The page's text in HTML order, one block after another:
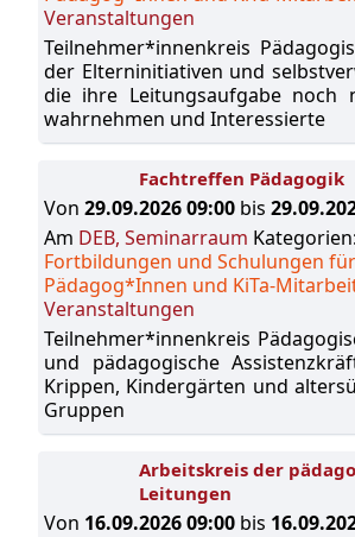
Veranstaltungen
Teilnehmer*innenkreis
der Elterninitiativen und
die ihre Leitungsaufgabe noch
wahrnehmen und Interessierte
Fachtreffen Pädagogik
Von 29.09.2026 09:00 bis
Am DEB, Seminarraum Kategorien:
Fortbildungen und Schulungen für
Pädagog*Innen und KiTa-
Veranstaltungen
Teilnehmer*innenkreis
und pädagogische
Krippen, Kindergärten und
Gruppen
Arbeitskreis der
Leitungen
Von 16.09.2026 09:00 bis